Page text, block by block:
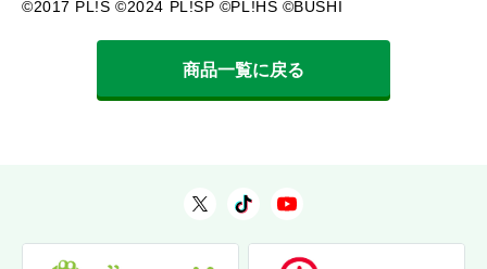
©2017 PL!S ©2024 PL!SP ©PL!HS ©BUSHI
商品一覧に戻る